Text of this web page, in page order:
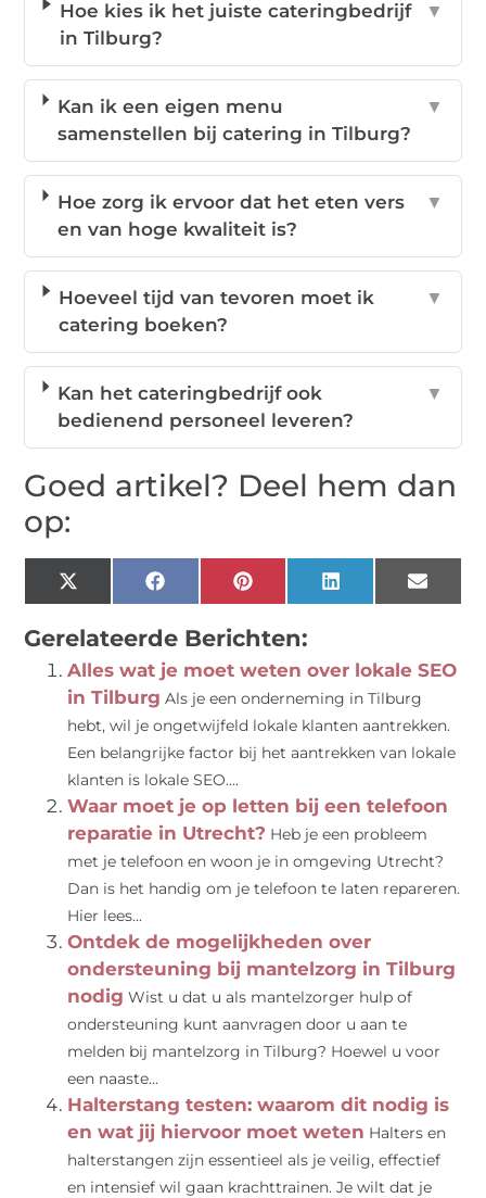
Hoe kies ik het juiste cateringbedrijf
in Tilburg?
▼
Kan ik een eigen menu
samenstellen bij catering in Tilburg?
▼
Hoe zorg ik ervoor dat het eten vers
en van hoge kwaliteit is?
▼
Hoeveel tijd van tevoren moet ik
catering boeken?
▼
Kan het cateringbedrijf ook
bedienend personeel leveren?
▼
Goed artikel? Deel hem dan
op:
X
(Twitter)
FacebookPinterestLinkedIn Email
Gerelateerde Berichten:
Alles wat je moet weten over lokale SEO
in Tilburg Als je een onderneming in Tilburg
hebt, wil je ongetwijfeld lokale klanten aantrekken.
Een belangrijke factor bij het aantrekken van lokale
klanten is lokale SEO....
Waar moet je op letten bij een telefoon
reparatie in Utrecht? Heb je een probleem
met je telefoon en woon je in omgeving Utrecht?
Dan is het handig om je telefoon te laten repareren.
Hier lees...
Ontdek de mogelijkheden over
ondersteuning bij mantelzorg in Tilburg
nodig Wist u dat u als mantelzorger hulp of
ondersteuning kunt aanvragen door u aan te
melden bij mantelzorg in Tilburg? Hoewel u voor
een naaste...
Halterstang testen: waarom dit nodig is
en wat jij hiervoor moet weten Halters en
halterstangen zijn essentieel als je veilig, effectief
en intensief wil gaan krachttrainen. Je wilt dat je